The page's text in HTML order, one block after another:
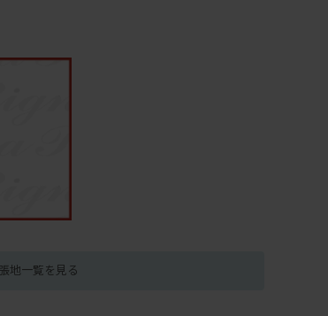
張地一覧を見る